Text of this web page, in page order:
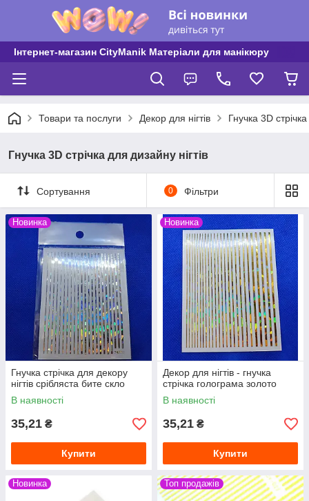
Інтернет-магазин CityManik Матеріали для манікюру
Товари та послуги Декор для нігтів Гнучка 3D
Гнучка 3D стрічка для дизайну нігтів
Сортування 0 Фільтри
Новинка
Гнучка стрічка для декору
нігтів срібляста бите скло
В наявності
35,21 ₴
Купити
Новинка
Декор для нігтів - гнучка
стрічка голограма золото
В наявності
35,21 ₴
Купити
Новинка Топ продажів